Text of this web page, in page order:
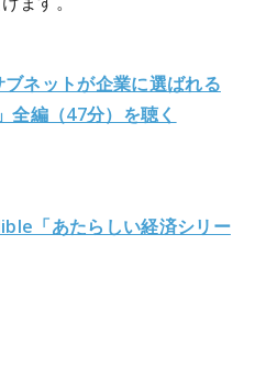
ネットが企業に選ばれる
全編（47分）を聴く
「あたらしい経済シリー